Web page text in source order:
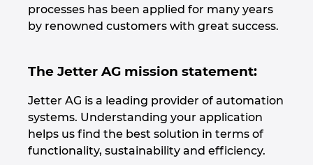
processes has been applied for many years
by renowned customers with great success.
The Jetter AG mission statement:
Jetter AG is a leading provider of automation
systems. Understanding your application
helps us find the best solution in terms of
functionality, sustainability and efficiency.
Poland
Serbia